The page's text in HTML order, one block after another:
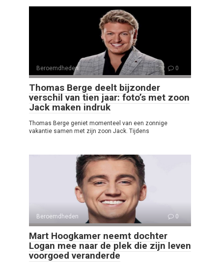
Beroemdheden 0
Thomas Berge deelt bijzonder
verschil van tien jaar: foto’s met zoon
Jack maken indruk
Thomas Berge geniet momenteel van een zonnige
vakantie samen met zijn zoon Jack. Tijdens
Beroemdheden 0
Mart Hoogkamer neemt dochter
Logan mee naar de plek die zijn leven
voorgoed veranderde